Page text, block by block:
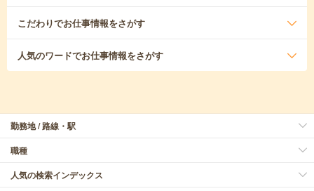
こだわりでお仕事情報をさがす
人気のワードでお仕事情報をさがす
勤務地 / 路線・駅
職種
人気の検索インデックス